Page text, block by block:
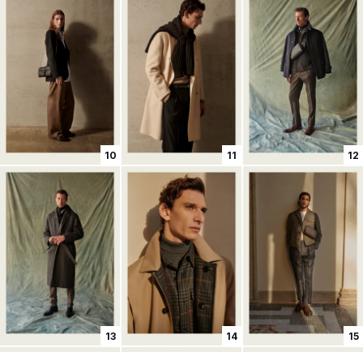
10 11 12
13 14 15